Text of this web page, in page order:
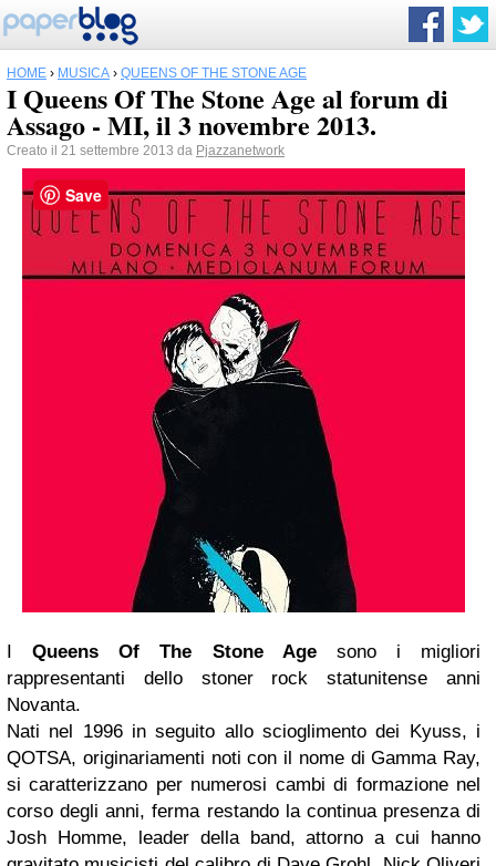
HOME › MUSICA › QUEENS OF THE STONE AGE
I Queens Of The Stone Age al forum di
Assago - MI, il 3 novembre 2013.
Creato il 21 settembre 2013 da Pjazzanetwork
IQueens Of The Stone Agesono i migliori
rappresentanti dello stoner rock statunitense anni
Novanta.
Nati nel 1996 in seguito allo scioglimento dei Kyuss, i
QOTSA, originariamenti noti con il nome di Gamma Ray,
si caratterizzano per numerosi cambi di formazione nel
corso degli anni, ferma restando la continua presenza di
Josh Homme, leader della band, attorno a cui hanno
Save